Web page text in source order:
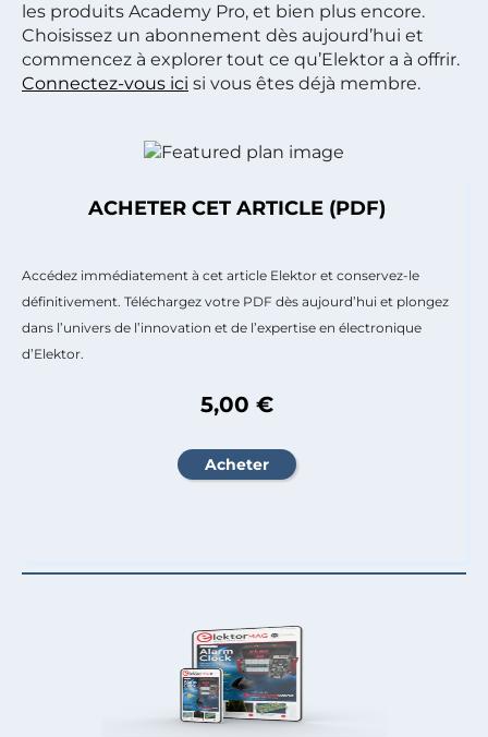
les produits Academy Pro, et bien plus encore.
Choisissez un abonnement dès aujourd’hui et
commencez à explorer tout ce qu’Elektor a à offrir.
Connectez-vous ici si vous êtes déjà membre.
ACHETER CET ARTICLE (PDF)
Accédez immédiatement à cet article Elektor et conservez-le
définitivement. Téléchargez votre PDF dès aujourd’hui et plongez
dans l’univers de l’innovation et de l’expertise en électronique
d’Elektor.
5,00 €